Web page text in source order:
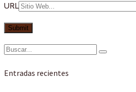
URL
Entradas recientes